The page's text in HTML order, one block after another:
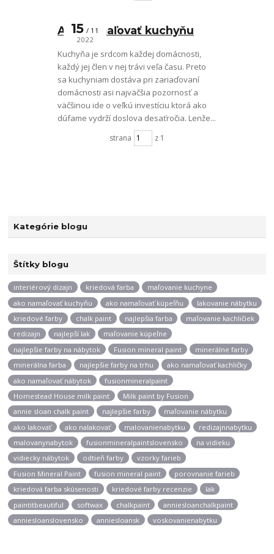
Kategórie blogu
Štítky blogu
interiérový dizajn kriedová farba
maľovanie kuchyne
ako namaľovať kuchyňu
ako namaľovať kúpeľňu
lakovanie nábytku
kriedové farby
chalk paint najlepšia farba
maľovanie kachličiek
redizajn
najlepší lak
maľovanie kúpeľne
najlepšie farby na nábytok
Fusion mineral paint
minerálne farby
minerálna farba
najlepšie farby na trhu
ako namaľovať kachličky
ako namaľovať nábytok
fusionmineralpaint
Homestead House milk paint
Milk paint by Fusion
annie sloan chalk paint
najlepšie farby
maľovanie nábytku
ako lakovať
ako nalakovať malovanienabytku
redizajnnabytku
malovanynabytok
fusionmineralpaintslovensko
na vidieku
vidiecky nábytok
odtieň farby
vzorky farieb
Fusion Mineral Paint
fusion mineral paint
porovnanie farieb
kriedová farba skúsenosti
kriedové farby recenzie
lak
paintitbeautiful
softwax chalkpaint
anniesloanchalkpaint
anniesloanslovensko
anniesloansk voskovanienabytku
Ako namaľovať kuchyňu
15
11
2022
Kuchyňa je srdcom každej domácnosti,
každý jej člen v nej trávi veľa času. Preto
sa kuchyniam dostáva pri zariaďovaní
domácnosti asi najväčšia pozornosť a
väčšinou ide o veľkú investíciu ktorá ako
dúfame vydrží doslova desaťročia. Lenže...
strana z 1